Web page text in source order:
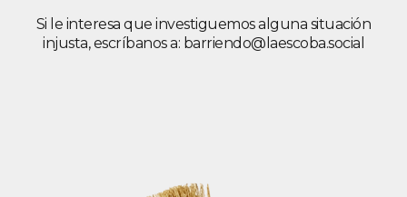
Si le interesa que investiguemos alguna situación
injusta, escríbanos a: barriendo@laescoba.social